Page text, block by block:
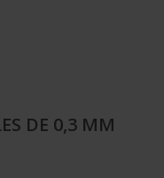
DE 0,3 MM